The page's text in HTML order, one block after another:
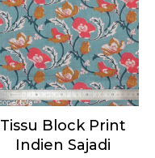
Tissu Block Print
Indien Sajadi